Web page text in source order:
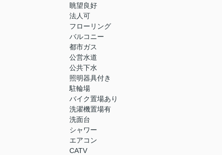
眺望良好
法人可
フローリング
バルコニー
都市ガス
公営水道
公共下水
照明器具付き
駐輪場
バイク置場あり
洗濯機置場有
洗面台
シャワー
エアコン
CATV